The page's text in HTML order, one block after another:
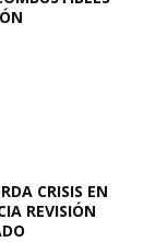
CRISIS EN
REVISIÓN